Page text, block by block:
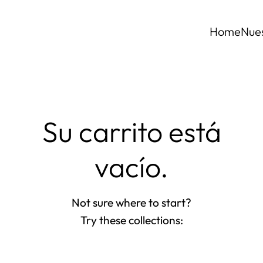
Home
Su carrito está
vacío.
Not sure where to start?
Try these collections: